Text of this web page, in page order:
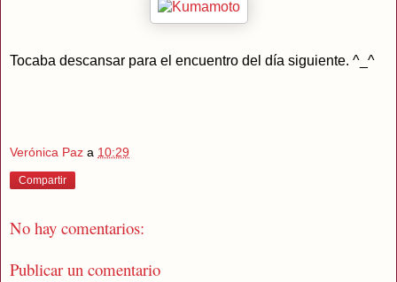
Tocaba descansar para el encuentro del día siguiente. ^_^
Verónica Paz a 10:29
Compartir
No hay comentarios:
Publicar un comentario